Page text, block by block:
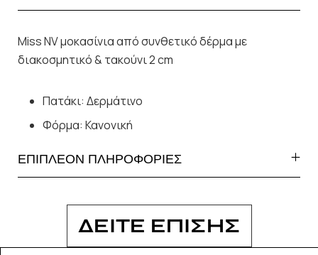
Miss NV μοκασίνια από συνθετικό δέρμα με
διακοσμητικό & τακούνι 2 cm
Πατάκι: Δερμάτινο
Φόρμα: Κανονική
ΕΠΙΠΛΕΟΝ ΠΛΗΡΟΦΟΡΙΕΣ
ΔΕΙΤΕ ΕΠΙΣΗΣ